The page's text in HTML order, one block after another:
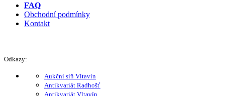
FAQ
Obchodní podmínky
Kontakt
Odkazy:
Aukční síň Vltavín
Antikvariát Radhošť
Antikvariát Vltavín